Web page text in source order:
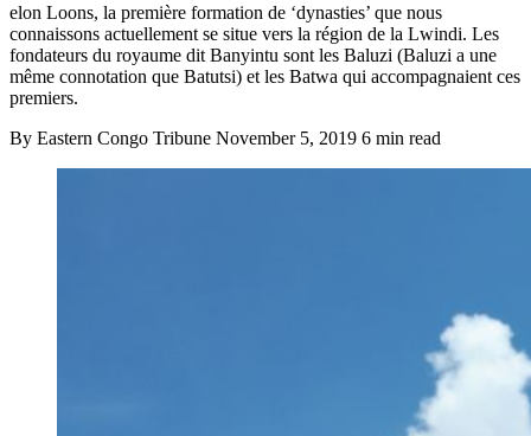
elon Loons, la première formation de ‘dynasties’ que nous
connaissons actuellement se situe vers la région de la Lwindi. Les
fondateurs du royaume dit Banyintu sont les Baluzi (Baluzi a une
même connotation que Batutsi) et les Batwa qui accompagnaient ces
premiers.
By Eastern Congo Tribune November 5, 2019 6 min read